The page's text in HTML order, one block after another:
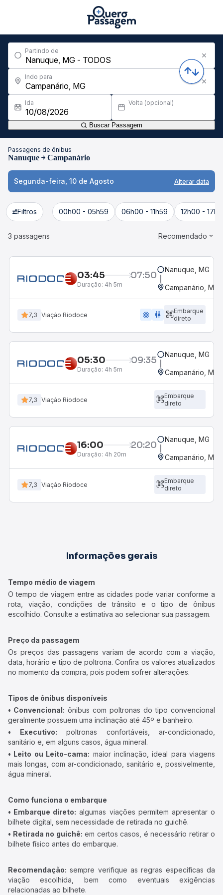
Partindo de
Indo para
Ida Volta (opcional)
Buscar Passagem
Passagens de ônibus
Nanuque Campanário
Segunda-feira, 10 de Agosto Alterar data
Filtros 00h00 - 05h59 06h00 - 11h59 12h00 -
3 passagens Recomendado
03:45 07:50
Duração: 4h 5m
Nanuque, MG
Campanário, MG
7,3 Viação Riodoce ac_unit wc
Embarque
direto
05:30 09:35
Duração: 4h 5m
Nanuque, MG
Campanário, MG
7,3 Viação Riodoce
Embarque
direto
16:00 20:20
Duração: 4h 20m
Nanuque, MG
Campanário, MG
7,3 Viação Riodoce
Embarque
direto
Informações gerais
Tempo médio de viagem
O tempo de viagem entre as cidades pode variar conforme a
rota, viação, condições de trânsito e o tipo de ônibus
escolhido. Consulte a estimativa ao selecionar sua passagem.
Preço da passagem
Os preços das passagens variam de acordo com a viação,
data, horário e tipo de poltrona. Confira os valores atualizados
no momento da compra, pois podem sofrer alterações.
Tipos de ônibus disponíveis
• Convencional: ônibus com poltronas do tipo convencional
geralmente possuem uma inclinação até 45º e banheiro.
• Executivo: poltronas confortáveis, ar-condicionado,
sanitário e, em alguns casos, água mineral.
• Leito ou Leito-cama: maior inclinação, ideal para viagens
mais longas, com ar-condicionado, sanitário e, possivelmente,
água mineral.
Como funciona o embarque
• Embarque direto: algumas viações permitem apresentar o
bilhete digital, sem necessidade de retirada no guichê.
• Retirada no guichê: em certos casos, é necessário retirar o
bilhete físico antes do embarque.
Recomendação: sempre verifique as regras específicas da
viação escolhida, bem como eventuais exigências
relacionadas ao bilhete.